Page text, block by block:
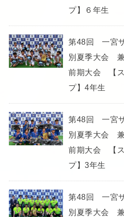
プ】６年生
第48回 一宮
別夏季大会
前期大会 【
プ】4年生
第48回 一宮
別夏季大会
前期大会 【
プ】3年生
第48回 一宮
別夏季大会